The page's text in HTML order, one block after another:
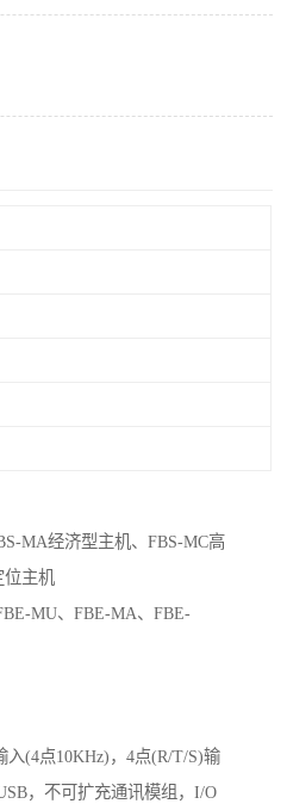
MA经济型主机、FBS-MC高
位主机
MU、FBE-MA、FBE-
入(4点10KHz)，4点(R/T/S)输
，不可扩充通讯模组，I/O